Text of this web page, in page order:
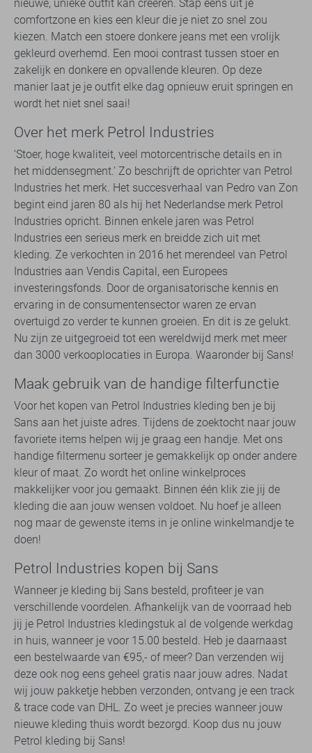
nieuwe, unieke outfit kan creëren. Stap eens uit je
comfortzone en kies een kleur die je niet zo snel zou
kiezen. Match een stoere donkere jeans met een vrolijk
gekleurd overhemd. Een mooi contrast tussen stoer en
zakelijk en donkere en opvallende kleuren. Op deze
manier laat je je outfit elke dag opnieuw eruit springen en
wordt het niet snel saai!
​​​​​Over het merk Petrol Industries
​​​‘Stoer, hoge kwaliteit, veel motorcentrische details​​ en in
het middensegment.’ Zo beschrijft de oprichter van Petrol
Industries het merk. Het succesverhaal van Pedro van Zon
begint eind jaren 80 als hij het Nederlandse merk Petrol
Industries opricht. Binnen enkele jaren was Petrol
Industries een serieus merk en breidde zich uit met
kleding. Ze verkochten in 2016 het merendeel van Petrol
Industries aan Vendis Capital, een Europees
investeringsfonds. Door de organisatorische kennis en
ervaring in de consumentensector waren ze ervan
overtuigd zo verder te kunnen groeien. En dit is ze gelukt.
Nu zijn ze uitgegroeid tot een wereldwijd merk met meer
dan 3000 verkooplocaties in Europa. Waaronder bij Sans!
Maak gebruik van de handige filterfunctie
Voor het kopen van Petrol Industries kleding ben je bij
Sans aan het juiste adres. Tijdens de zoektocht naar jouw
favoriete items helpen wij je graag een handje. Met ons
handige filtermenu sorteer je gemakkelijk op onder andere
kleur of maat. Zo wordt het online winkelproces
makkelijker voor jou gemaakt. Binnen één klik zie jij de
kleding die aan jouw wensen voldoet. Nu hoef je alleen
nog maar de gewenste items in je online winkelmandje te
doen!
Petrol Industries kopen bij Sans
Wanneer je kleding bij Sans besteld, profiteer je van
verschillende voordelen. Afhankelijk van de voorraad heb
jij je Petrol Industries kledingstuk al de volgende werkdag
in huis, wanneer je voor 15.00 besteld. Heb je daarnaast
een bestelwaarde van €95,- of meer? Dan verzenden wij
deze ook nog eens geheel gratis naar jouw adres. Nadat
wij jouw pakketje hebben verzonden, ontvang je een track
& trace code van DHL. Zo weet je precies wanneer jouw
nieuwe kleding thuis wordt bezorgd. Koop dus nu jouw
Petrol kleding bij Sans!